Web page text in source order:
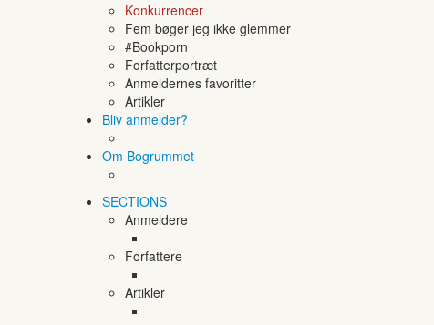
Konkurrencer
Fem bøger jeg ikke glemmer
#Bookporn
Forfatterportræt
Anmeldernes favoritter
Artikler
Bliv anmelder?
Om Bogrummet
SECTIONS
Anmeldere
Forfattere
Artikler